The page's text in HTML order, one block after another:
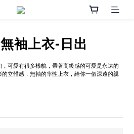
袖上衣-日出
可愛有很多樣貌，帶著高級感的可愛是永遠的
立體感，無袖的率性上衣，給你一個深遠的親